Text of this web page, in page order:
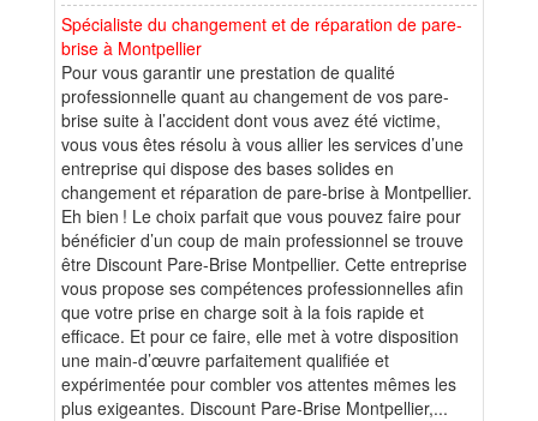
Spécialiste du changement et de réparation de pare-
brise à Montpellier
Pour vous garantir une prestation de qualité
professionnelle quant au changement de vos pare-
brise suite à l’accident dont vous avez été victime,
vous vous êtes résolu à vous allier les services d’une
entreprise qui dispose des bases solides en
changement et réparation de pare-brise à Montpellier.
Eh bien ! Le choix parfait que vous pouvez faire pour
bénéficier d’un coup de main professionnel se trouve
être Discount Pare-Brise Montpellier. Cette entreprise
vous propose ses compétences professionnelles afin
que votre prise en charge soit à la fois rapide et
efficace. Et pour ce faire, elle met à votre disposition
une main-d’œuvre parfaitement qualifiée et
expérimentée pour combler vos attentes mêmes les
plus exigeantes. Discount Pare-Brise Montpellier,...